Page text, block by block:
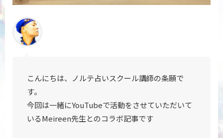
こんにちは、ノルテ占いスクール講師の条願で
す。
今回は一緒にYouTubeで活動をさせていただいて
いるMeireen先生とのコラボ記事です